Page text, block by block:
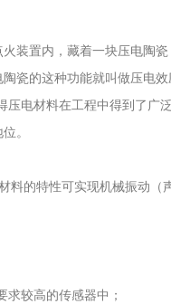
置内，藏着一块压电陶
瓷的这种功能就叫做压电
材料在工程中得到了广
。
的特性可实现机械振动（
较高的传感器中；